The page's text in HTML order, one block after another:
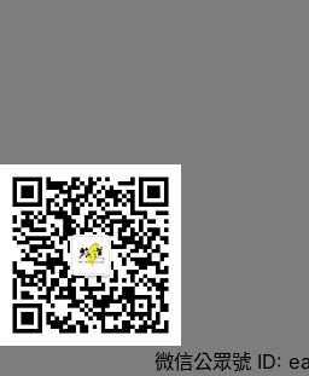
微信公眾號 ID: